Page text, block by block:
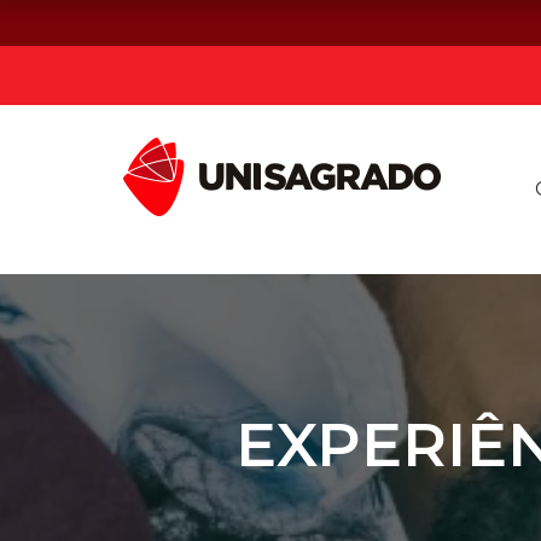
Graduação
Pós-graduação e MBA
Curta Duração
Vestibular